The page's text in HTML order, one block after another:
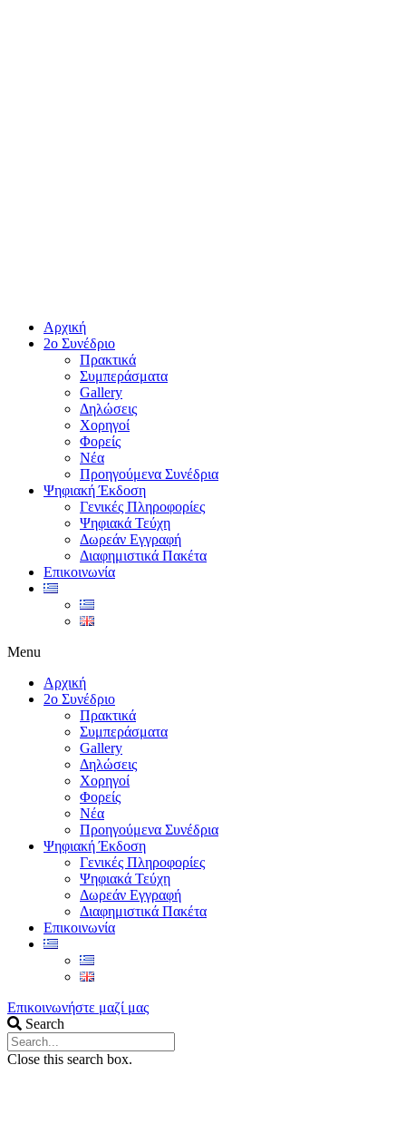
Αρχική
2ο Συνέδριο
Πρακτικά
Συμπεράσματα
Gallery
Δηλώσεις
Χορηγοί
Φορείς
Νέα
Προηγούμενα Συνέδρια
Ψηφιακή Έκδοση
Γενικές Πληροφορίες
Ψηφιακά Τεύχη
Δωρεάν Εγγραφή
Διαφημιστικά Πακέτα
Επικοινωνία
Menu
Αρχική
2ο Συνέδριο
Πρακτικά
Συμπεράσματα
Gallery
Δηλώσεις
Χορηγοί
Φορείς
Νέα
Προηγούμενα Συνέδρια
Ψηφιακή Έκδοση
Γενικές Πληροφορίες
Ψηφιακά Τεύχη
Δωρεάν Εγγραφή
Διαφημιστικά Πακέτα
Επικοινωνία
Επικοινωνήστε μαζί μας
Search
Close this search box.